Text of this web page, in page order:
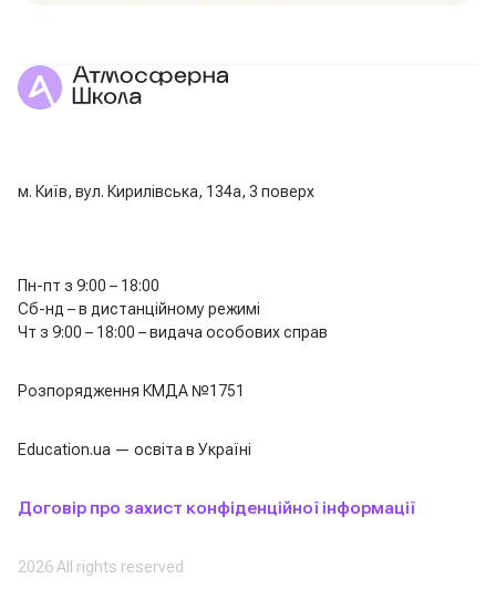
м. Київ, вул. Кирилівська, 134а, 3 поверх
Пн-пт з 9:00 – 18:00
Сб-нд – в дистанційному режимі
Чт з 9:00 – 18:00 – видача особових справ
Розпорядження КМДА №1751
Education.ua — освіта в Україні
Договір про захист конфіденційної інформації
2026 All rights reserved